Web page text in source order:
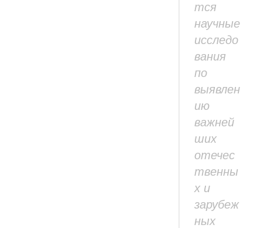
тся
научные
исследо
вания
по
выявлен
ию
важней
ших
отечес
твенны
х и
зарубеж
ных